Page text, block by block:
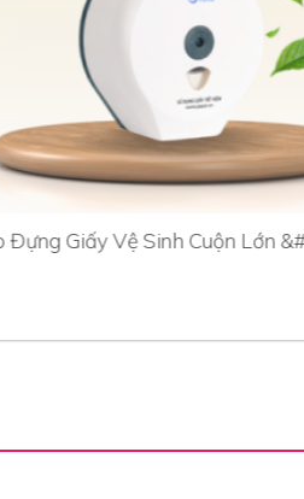
Đựng Giấy Vệ Sinh Cuộn Lớn